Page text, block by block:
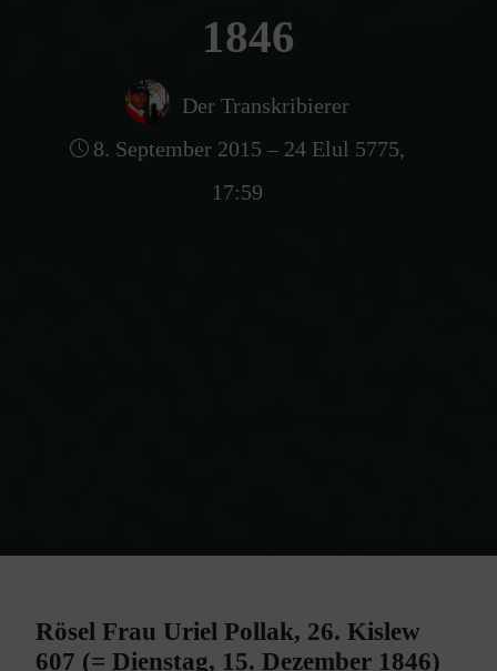
1846
Der Transkribierer
8. September 2015 – 24 Elul 5775,
17:59
Rösel Frau Uriel Pollak, 26. Kislew
607 (= Dienstag, 15. Dezember 1846)